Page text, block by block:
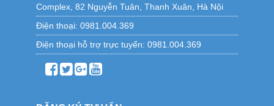
Complex, 82 Nguyễn Tuân, Thanh Xuân, Hà Nội
Điện thoại: 0981.004.369
Điện thoại hỗ trợ trực tuyến: 0981.004.369